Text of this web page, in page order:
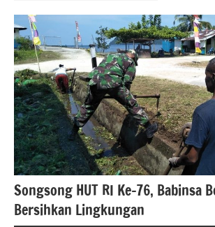
Songsong HUT RI Ke-76, Babinsa
Bersihkan Lingkungan